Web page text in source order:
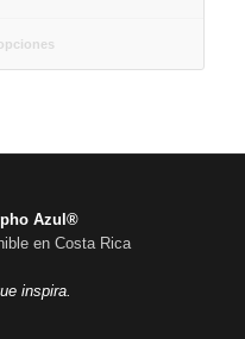
Azul®
en Costa Rica
inspira.